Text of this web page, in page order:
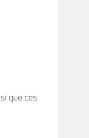
que ces